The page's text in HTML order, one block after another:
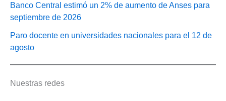
Banco Central estimó un 2% de aumento de Anses para
septiembre de 2026
Paro docente en universidades nacionales para el 12 de
agosto
Nuestras redes